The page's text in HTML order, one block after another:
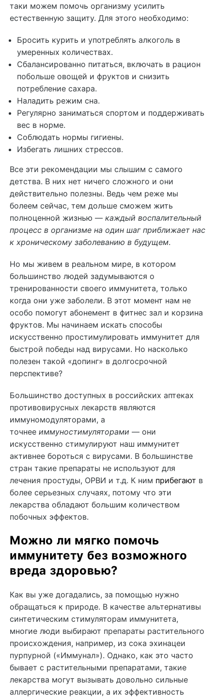
таки можем помочь организму усилить
естественную защиту. Для этого необходимо:
Бросить курить и употреблять алкоголь в
умеренных количествах.
Сбалансированно питаться, включать в рацион
побольше овощей и фруктов и снизить
потребление сахара.
Наладить режим сна.
Регулярно заниматься спортом и поддерживать
вес в норме.
Соблюдать нормы гигиены.
Избегать лишних стрессов.
Все эти рекомендации мы слышим с самого
детства. В них нет ничего сложного и они
действительно полезны. Ведь чем реже мы
болеем сейчас, тем дольше сможем жить
полноценной жизнью — каждый воспалительный
процесс в организме на один шаг приближает нас
к хроническому заболеванию в будущем.
Но мы живем в реальном мире, в котором
большинство людей задумываются о
тренированности своего иммунитета, только
когда они уже заболели. В этот момент нам не
особо помогут абонемент в фитнес зал и корзина
фруктов. Мы начинаем искать способы
искусственно простимулировать иммунитет для
быстрой победы над вирусами. Но насколько
полезен такой «допинг» в долгосрочной
перспективе?
Большинство доступных в российских аптеках
противовирусных лекарств являются
иммуномодуляторами, а
точнее иммуностимуляторами — они
искусственно стимулируют наш иммунитет
активнее бороться с вирусами. В большинстве
стран такие препараты не используют для
лечения простуды, ОРВИ и т.д. К ним прибегают в
более серьезных случаях, потому что эти
лекарства обладают большим количеством
побочных эффектов.
Можно ли мягко помочь
иммунитету без возможного
вреда здоровью?
Как вы уже догадались, за помощью нужно
обращаться к природе. В качестве альтернативы
синтетическим стимуляторам иммунитета,
многие люди выбирают препараты растительного
происхождения, например, из сока эхинацеи
пурпурной («Иммунал»). Однако, как это часто
бывает с растительными препаратами, такие
лекарства могут вызывать довольно сильные
аллергические реакции, а их эффективность